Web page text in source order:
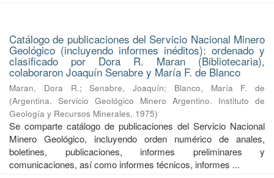
Catálogo de publicaciones del Servicio Nacional Minero
Geológico (incluyendo informes inéditos): ordenado y
clasificado por Dora R. Maran (Bibliotecaria),
colaboraron Joaquín Senabre y María F. de Blanco
Maran, Dora R.;Senabre, Joaquín; Blanco, María F. de
(Argentina. Servicio Geológico Minero Argentino. Instituto de
Geología y Recursos Minerales, 1975)
Se comparte catálogo de publicaciones del Servicio Nacional
Minero Geológico, incluyendo orden numérico de anales,
boletines, publicaciones, informes preliminares y
comunicaciones, así como informes técnicos, informes ...